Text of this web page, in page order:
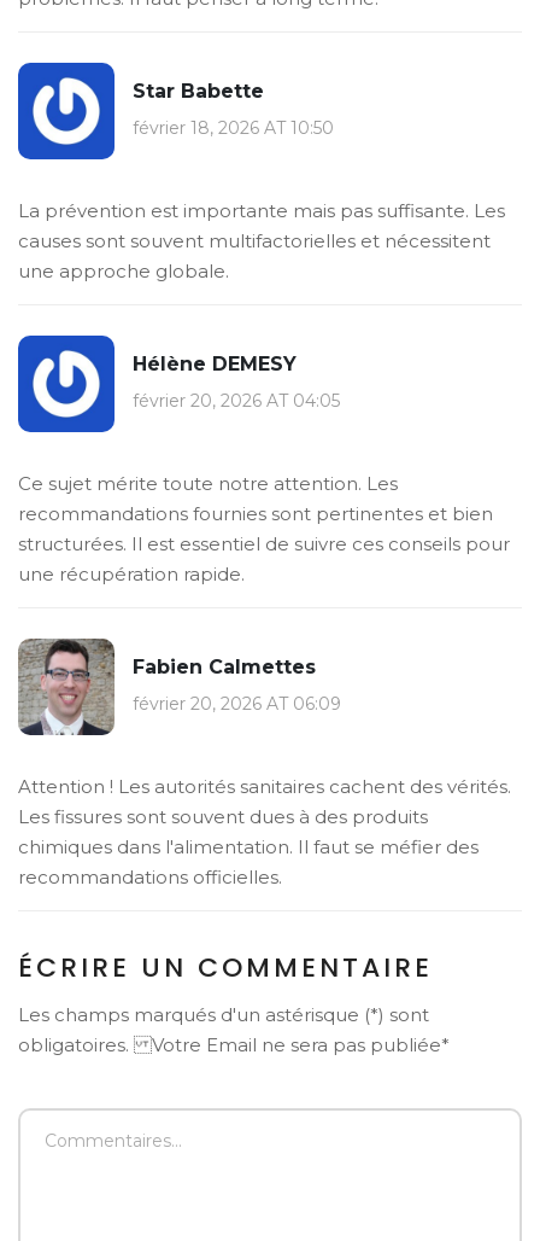
Star Babette
février 18, 2026 AT 10:50
La prévention est importante mais pas suffisante. Les
causes sont souvent multifactorielles et nécessitent
une approche globale.
Hélène DEMESY
février 20, 2026 AT 04:05
Ce sujet mérite toute notre attention. Les
recommandations fournies sont pertinentes et bien
structurées. Il est essentiel de suivre ces conseils pour
une récupération rapide.
Fabien Calmettes
février 20, 2026 AT 06:09
Attention ! Les autorités sanitaires cachent des vérités.
Les fissures sont souvent dues à des produits
chimiques dans l'alimentation. Il faut se méfier des
recommandations officielles.
ÉCRIRE UN COMMENTAIRE
Les champs marqués d'un astérisque (*) sont
obligatoires. Votre Email ne sera pas publiée*